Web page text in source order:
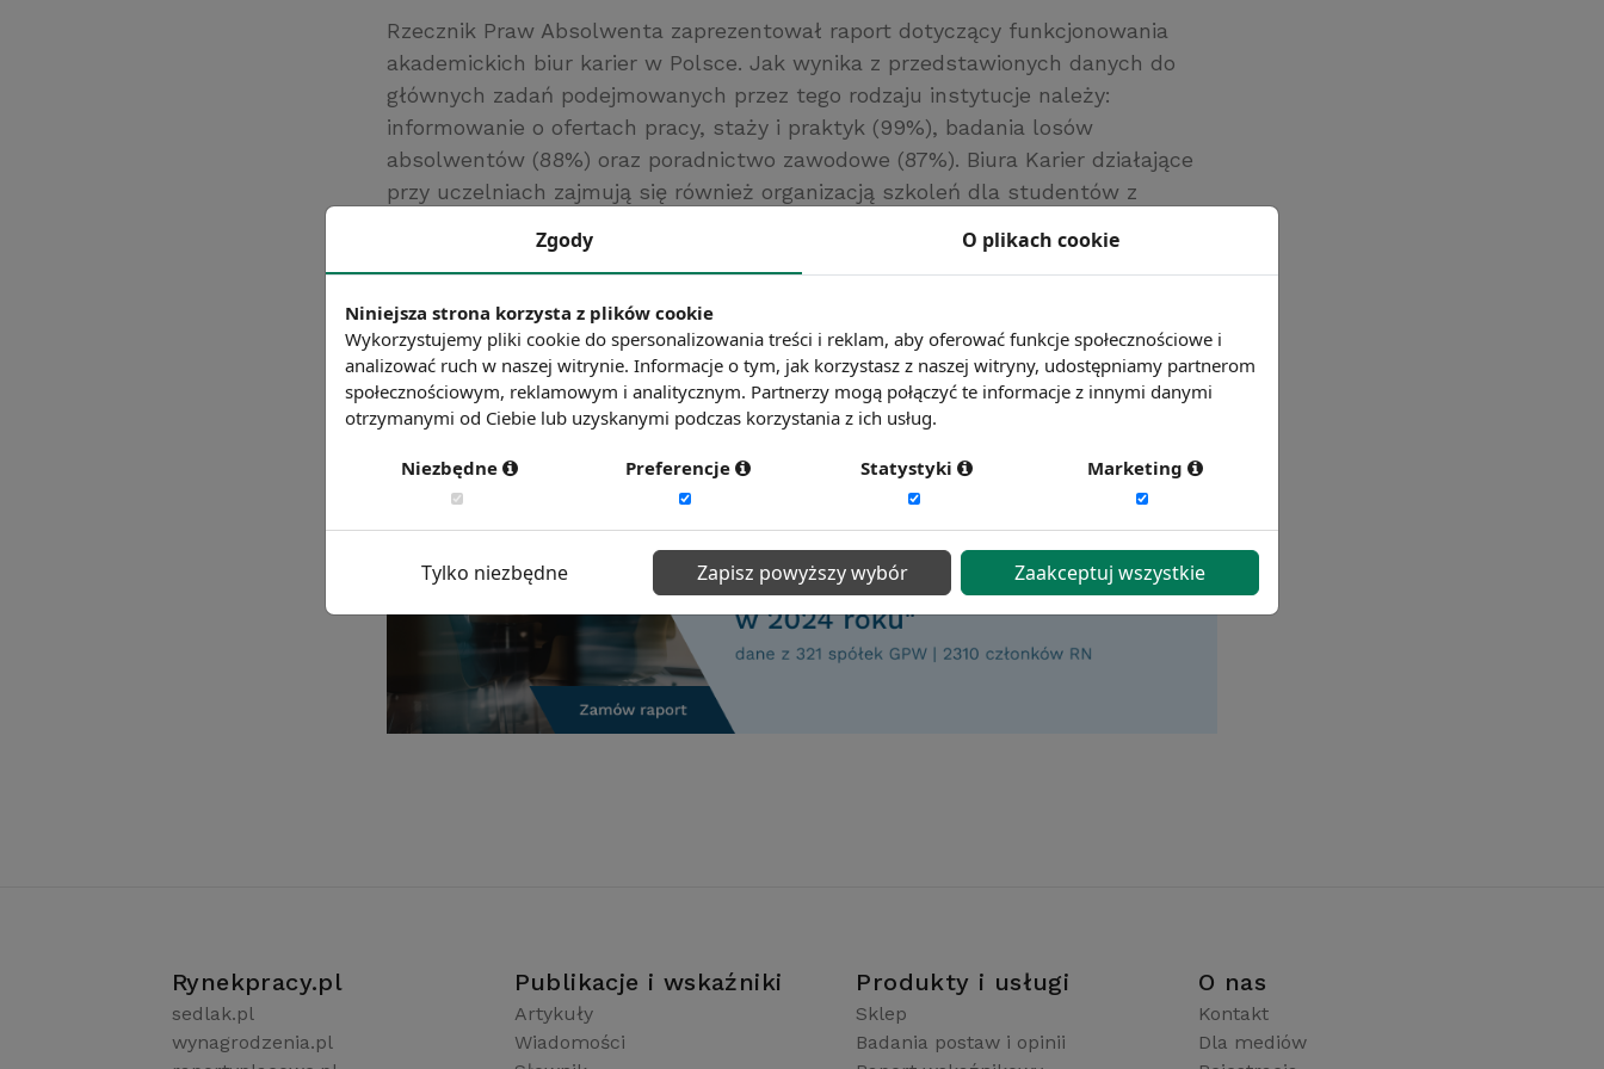
Rzecznik Praw Absolwenta zaprezentował raport dotyczący funkcjonowania
akademickich biur karier w Polsce. Jak wynika z przedstawionych danych do
głównych zadań podejmowanych przez tego rodzaju instytucje należy:
informowanie o ofertach pracy, staży i praktyk (99%), badania losów
absolwentów (88%) oraz poradnictwo zawodowe (87%). Biura Karier działające
przy uczelniach zajmują się również organizacją szkoleń dla studentów z
zawarto rekomendacje służące poprawie efektywności akademickich biur karier
Źródło: Rada Główna Nauki i Szkolnictwa Wyższego
Chcesz wiedzieć więcej?Zobacz więcej wiadomości
Rynekpracy.pl
sedlak.pl
wynagrodzenia.pl
Publikacje i wskaźniki
Artykuły
Wiadomości
Produkty i usługi
Sklep
Badania postaw i opinii
O nas
Kontakt
Dla mediów
Zgody O plikach cookie
Niniejsza strona korzysta z plików cookie
Wykorzystujemy pliki cookie do spersonalizowania treści i reklam, aby oferować funkcje społecznościowe i
analizować ruch w naszej witrynie. Informacje o tym, jak korzystasz z naszej witryny, udostępniamy partnerom
społecznościowym, reklamowym i analitycznym. Partnerzy mogą połączyć te informacje z innymi danymi
otrzymanymi od Ciebie lub uzyskanymi podczas korzystania z ich usług.
Niezbędne Preferencje Statystyki Marketing
Tylko niezbędne Zapisz powyższy wybór Zaakceptuj wszystkie